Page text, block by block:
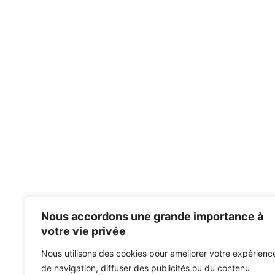
Nous accordons une grande importance à
votre vie privée
Nous utilisons des cookies pour améliorer votre
de navigation, diffuser des publicités ou du contenu